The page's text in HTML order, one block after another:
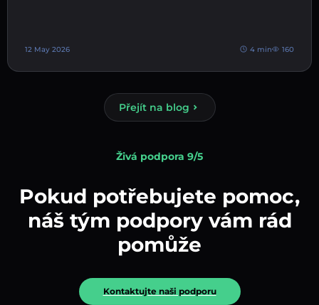
12 May 2026 4 min 160
Přejít na blog
Živá podpora 9/5
Pokud potřebujete pomoc,
náš tým podpory vám rád
pomůže
Kontaktujte naši podporu